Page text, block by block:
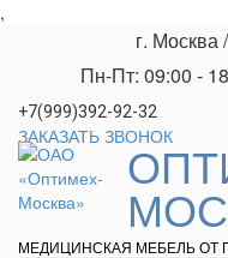
,
г. Москва/
Пн-Пт: 09:00 -
+7(999)392-92-32
ЗАКАЗАТЬ ЗВОНОК
МЕДИЦИНСКАЯ МЕБЕЛЬ ОТ